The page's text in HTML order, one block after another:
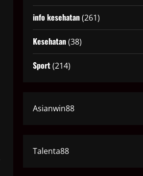
info kesehatan(261)
Kesehatan(38)
Sport(214)
Asianwin88
Talenta88